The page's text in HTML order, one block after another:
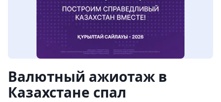
Валютный ажиотаж в
Казахстане спал